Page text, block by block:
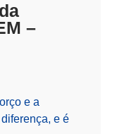
–
e a
e é